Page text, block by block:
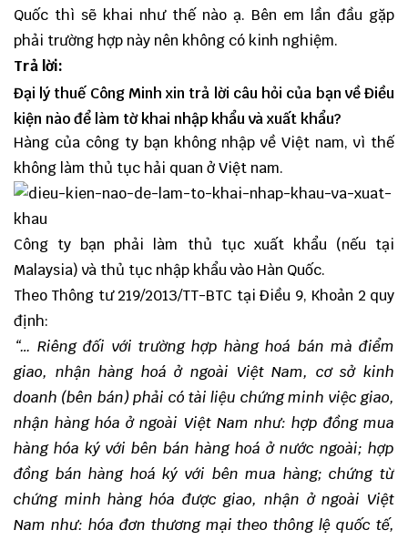
Quốc thì sẽ khai như thế nào ạ. Bên em lần đầu gặp
phải trường hợp này nên không có kinh nghiệm.
Trả lời:
Đại lý thuế Công Minh xin trả lời câu hỏi của bạn về Điều
kiện nào để làm tờ khai nhập khẩu và xuất khẩu?
Hàng của công ty bạn không nhập về Việt nam, vì thế
không làm thủ tục hải quan ở Việt nam.
Công ty bạn phải làm thủ tục xuất khẩu (nếu tại
Malaysia) và thủ tục nhập khẩu vào Hàn Quốc.
Theo Thông tư 219/2013/TT-BTC tại Điều 9, Khoản 2 quy
định:
“… Riêng đối với trường hợp hàng hoá bán mà điểm
giao, nhận hàng hoá ở ngoài Việt Nam, cơ sở kinh
doanh (bên bán) phải có tài liệu chứng minh việc giao,
nhận hàng hóa ở ngoài Việt Nam như: hợp đồng mua
hàng hóa ký với bên bán hàng hoá ở nước ngoài; hợp
đồng bán hàng hoá ký với bên mua hàng; chứng từ
chứng minh hàng hóa được giao, nhận ở ngoài Việt
Nam như: hóa đơn thương mại theo thông lệ quốc tế,